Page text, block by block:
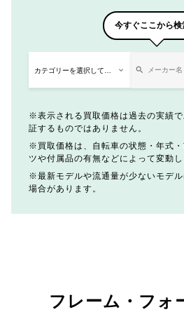
今すぐここから検
表示される買取価格は過去の実績
証するものではありません。
買取価格は、自転車の状態・年式
ツや付属品の有無などによって変動し
最新モデルや流通量が少ないモデ
場合があります。
フレーム・フォ